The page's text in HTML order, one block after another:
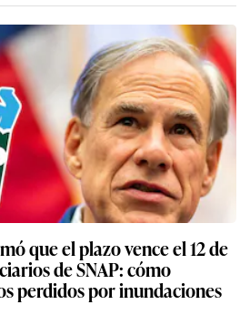
que el plazo vence el 12 de
de SNAP: cómo
perdidos por inundaciones